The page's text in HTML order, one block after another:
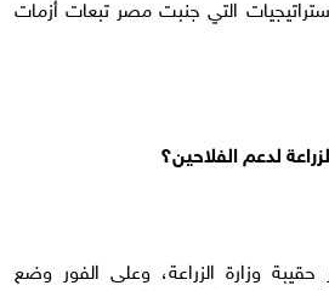
التي جنبت مصر تبعات أزمات
لدعم الفلاحين؟
حقيبة وزارة الزراعة، وعلى الفور وضع